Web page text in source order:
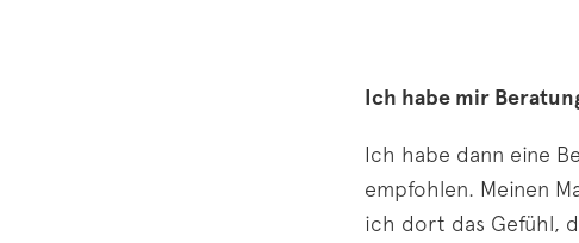
Ich habe mir
Ich habe dann eine
empfohlen. Meinen
ich dort das Gefühl,